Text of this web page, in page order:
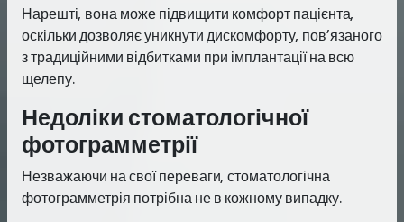
Нарешті, вона може підвищити комфорт пацієнта,
оскільки дозволяє уникнути дискомфорту, пов’язаного
з традиційними відбитками при імплантації на всю
щелепу.
Недоліки стоматологічної
фотограмметрії
Незважаючи на свої переваги, стоматологічна
фотограмметрія потрібна не в кожному випадку.